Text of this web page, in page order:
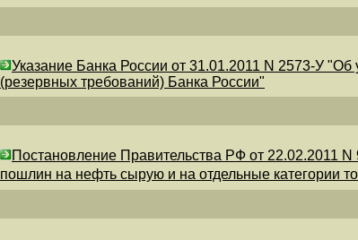
Указание Банка России от 31.01.2011 N 2573-У
(резервных требований) Банка России"
Постановление Правительства РФ от 22.02.2011
пошлин на нефть сырую и на отдельные категории